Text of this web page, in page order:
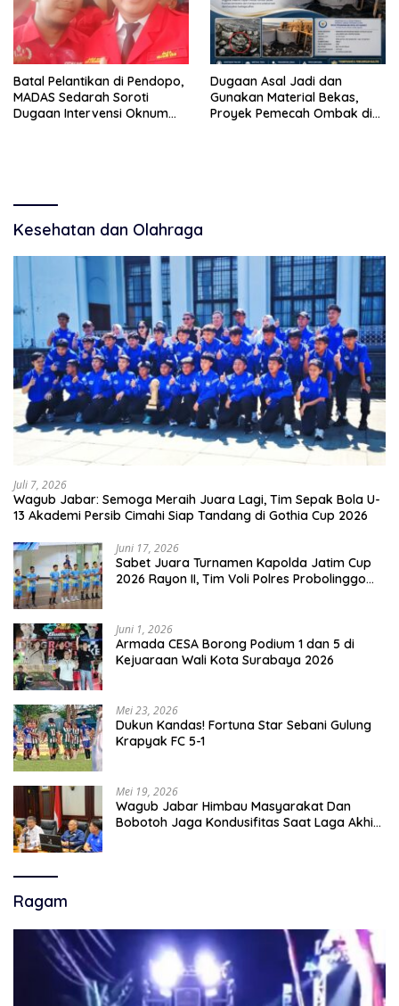
Batal Pelantikan di Pendopo,
MADAS Sedarah Soroti
Dugaan Intervensi Oknum
Dugaan Asal Jadi dan
Gunakan Material Bekas,
Proyek Pemecah Ombak di
Kesehatan dan Olahraga
Juli 7, 2026
Wagub Jabar: Semoga Meraih Juara Lagi, Tim Sepak Bola U-
13 Akademi Persib Cimahi Siap Tandang di Gothia Cup 2026
Juni 17, 2026
Sabet Juara Turnamen Kapolda Jatim Cup
2026 Rayon II, Tim Voli Polres Probolinggo
Juni 1, 2026
Armada CESA Borong Podium 1 dan 5 di
Kejuaraan Wali Kota Surabaya 2026
Mei 23, 2026
Dukun Kandas! Fortuna Star Sebani Gulung
Krapyak FC 5-1
Mei 19, 2026
Wagub Jabar Himbau Masyarakat Dan
Bobotoh Jaga Kondusifitas Saat Laga Akhir
Ragam